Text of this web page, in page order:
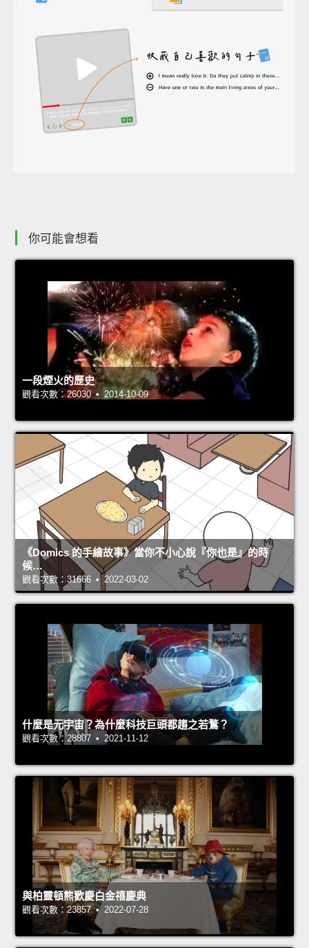
你可能會想看
一段煙火的歷史
觀看次數：26030 • 2014-10-09
《Domics 的手繪故事》當你不小心說『你也是』的時
候…
觀看次數：31666 • 2022-03-02
什麼是元宇宙？為什麼科技巨頭都趨之若鶩？
觀看次數：28807 • 2021-11-12
與柏靈頓熊歡慶白金禧慶典
觀看次數：23857 • 2022-07-28